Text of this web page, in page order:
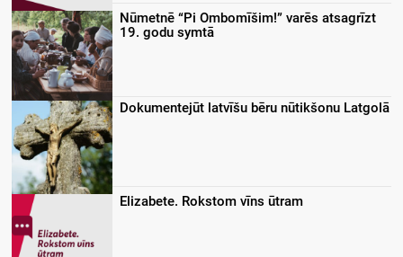
Nūmetnē “Pi Ombomīšim!” varēs atsagrīzt
19. godu symtā
Dokumentejūt latvīšu bēru nūtikšonu Latgolā
Elizabete. Rokstom vīns ūtram